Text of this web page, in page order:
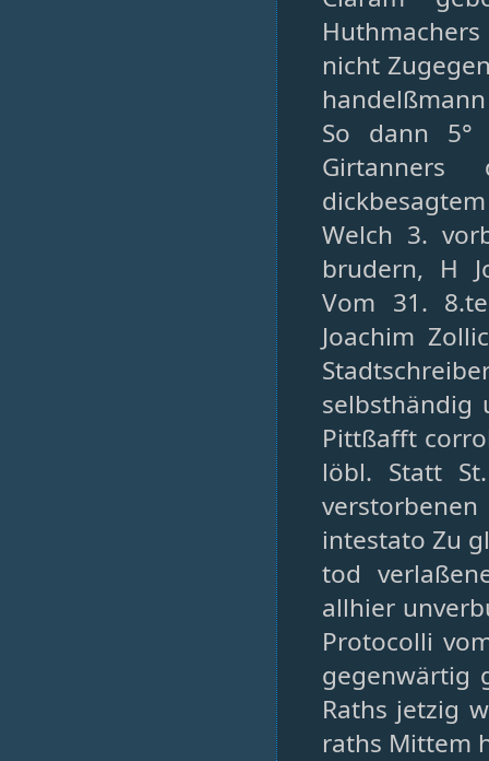
nicht
So dann 5°
Welch 3.
brudern, H
Vom 31.
Joachim
selbsthändig
Pittßafft
löbl. Statt
intestato Zu
tod
allhier
Protocolli
gegenwärtig
Raths jetzig
raths Mittem